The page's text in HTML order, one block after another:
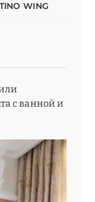
WING
с ванной и